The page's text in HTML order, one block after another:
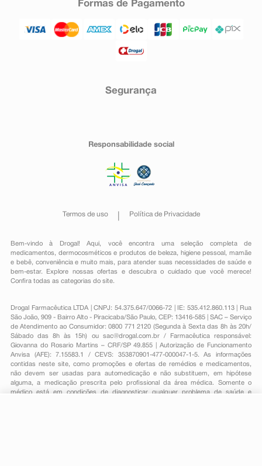
Formas de Pagamento
Segurança
Responsabilidade social
Termos de uso Política de Privacidade
Bem-vindo à Drogal! Aqui, você encontra uma seleção completa de
medicamentos , dermocosméticos e produtos de beleza, higiene pessoal ,mamãe
e bebê, conveniênciae muito mais, para atender suas necessidades de saúde e
bem-estar. Explore nossas ofertas e descubra o cuidado que você merece!
Confira todas as categorias do site.
Drogal Farmacêutica LTDA | CNPJ: 54.375.647/0066-72 | IE: 535.412.860.113 | Rua
São João, 909 - Bairro Alto - Piracicaba/São Paulo, CEP: 13416-585 | SAC – Serviço
de Atendimento ao Consumidor: 0800 771 2120 (Segunda à Sexta das 8h às 20h/
Sábado das 8h às 15h) ou sac@drogal.com.br/ Farmacêutica responsável:
Giovanna do Rosario Martins – CRF/SP 49.855 | Autorização de Funcionamento
Anvisa (AFE): 7.15583.1 / CEVS: 353870901-477-000047-1-5. As informações
contidas neste site, como promoções e ofertas de remédios e medicamentos,
não devem ser usadas para automedicação e não substituem, em hipótese
alguma, a medicação prescrita pelo profissional da área médica. Somente o
médico está em condições de diagnosticar qualquer problema de saúde e